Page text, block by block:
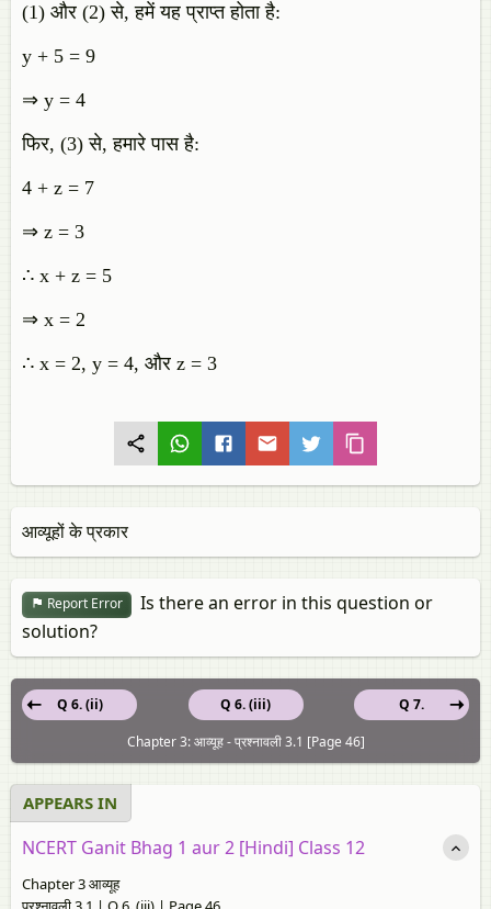
(1) और (2) से, हमें यह प्राप्त होता है:
y + 5 = 9
⇒ y = 4
फिर, (3) से, हमारे पास है:
4 + z = 7
⇒ z = 3
∴ x + z = 5
⇒ x = 2
∴ x = 2, y = 4, और z = 3
आव्यूहों के प्रकार
Report Error
Is there an error in this question or
solution?
Q 6. (iii)
Q 6. (ii)
Q 7.
Chapter 3: आव्यूह - प्रश्नावली 3.1 [Page 46]
APPEARS IN
NCERT Ganit Bhag 1 aur 2 [Hindi] Class 12
Chapter 3 आव्यूह